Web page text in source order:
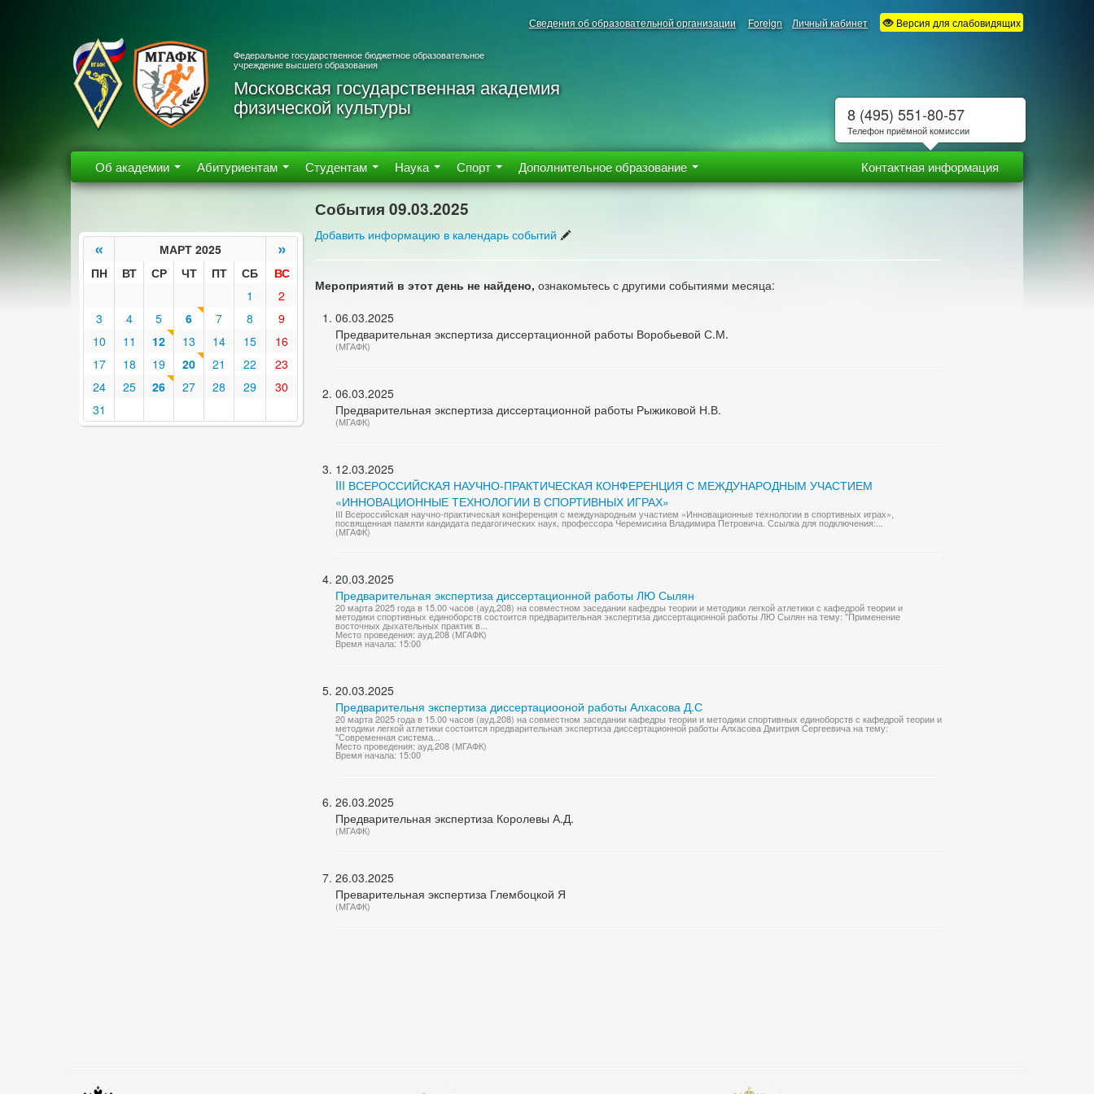
Сведения об образовательной организации Foreign Личный кабинет Версия для слабовидящих
Федеральное государственное бюджетное образовательное
учреждение высшего образования
Московская государственная академия
физической культуры
Об академии Абитуриентам Студентам Наука Спорт Дополнительное образование Контактная информация
« МАРТ 2025 »
ПН ВТ СР ЧТ ПТ СБ
ВС
1
2
3
4 5 6 7 8
9
10
11 12 13 14 15
16
17
18 19 20 21 22
23
24
25 26 27 28 29
30
31
События 09.03.2025
Добавить информацию в календарь событий
Мероприятий в этот день не найдено, ознакомьтесь с другими событиями месяца:
06.03.2025
Предварительная экспертиза диссертационной работы Воробьевой С.М.
(МГАФК)
06.03.2025
Предварительная экспертиза диссертационной работы Рыжиковой Н.В.
(МГАФК)
12.03.2025
III ВСЕРОССИЙСКАЯ НАУЧНО-ПРАКТИЧЕСКАЯ КОНФЕРЕНЦИЯ С МЕЖДУНАРОДНЫМ УЧАСТИЕМ
«ИННОВАЦИОННЫЕ ТЕХНОЛОГИИ В СПОРТИВНЫХ ИГРАХ»
III Всероссийская научно-практическая конференция с международным участием «Инновационные технологии в спортивных играх»,
посвященная памяти кандидата педагогических наук, профессора Черемисина Владимира Петровича. Ссылка для подключения:...
(МГАФК)
20.03.2025
Предварительная экспертиза диссертационной работы ЛЮ Сылян
20 марта 2025 года в 15.00 часов (ауд.208) на совместном заседании кафедры теории и методики легкой атлетики с кафедрой теории и
методики спортивных единоборств состоится предварительная экспертиза диссертационной работы ЛЮ Сылян на тему: "Применение
восточных дыхательных практик в...
Место проведения: ауд.208 (МГАФК)
Время начала: 15:00
20.03.2025
Предварительня экспертиза диссертациооной работы Алхасова Д.С
20 марта 2025 года в 15.00 часов (ауд.208) на совместном заседании кафедры теории и методики спортивных единоборств с кафедрой теории и
методики легкой атлетики состоится предварительная экспертиза диссертационной работы Алхасова Дмитрия Сергеевича на тему:
"Современная система...
Место проведения: ауд.208 (МГАФК)
Время начала: 15:00
26.03.2025
Предварительная экспертиза Королевы А.Д.
(МГАФК)
26.03.2025
Преварительная экспертиза Глембоцкой Я
(МГАФК)
8 (495) 551-80-57
Телефон приёмной комиссии